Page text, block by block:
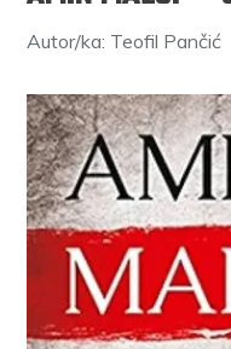
Autor/ka: Teofil Pančić